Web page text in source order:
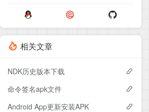
相关文章
NDK历史版本下载
命令签名apk文件
Android App更新安装APK